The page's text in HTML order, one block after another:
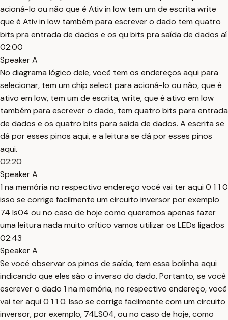
acioná-lo ou não que é Ativ in low tem um de escrita write
que é Ativ in low também para escrever o dado tem quatro
bits pra entrada de dados e os qu bits pra saída de dados aí
02:00
Speaker A
No diagrama lógico dele, você tem os endereços aqui para
selecionar, tem um chip select para acioná-lo ou não, que é
ativo em low, tem um de escrita, write, que é ativo em low
também para escrever o dado, tem quatro bits para entrada
de dados e os quatro bits para saída de dados. A escrita se
dá por esses pinos aqui, e a leitura se dá por esses pinos
aqui.
02:20
Speaker A
1 na memória no respectivo endereço você vai ter aqui 0 1 1 0
isso se corrige facilmente um circuito inversor por exemplo
74 ls04 ou no caso de hoje como queremos apenas fazer
uma leitura nada muito crítico vamos utilizar os LEDs ligados
02:43
Speaker A
Se você observar os pinos de saída, tem essa bolinha aqui
indicando que eles são o inverso do dado. Portanto, se você
escrever o dado 1 na memória, no respectivo endereço, você
vai ter aqui 0 1 1 0. Isso se corrige facilmente com um circuito
inversor, por exemplo, 74LS04, ou no caso de hoje, como